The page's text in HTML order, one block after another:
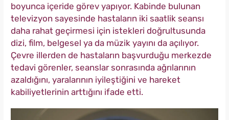
boyunca içeride görev yapıyor. Kabinde bulunan
televizyon sayesinde hastaların iki saatlik seansı
daha rahat geçirmesi için istekleri doğrultusunda
dizi, film, belgesel ya da müzik yayını da açılıyor.
Çevre illerden de hastaların başvurduğu merkezde
tedavi görenler, seanslar sonrasında ağrılarının
azaldığını, yaralarının iyileştiğini ve hareket
kabiliyetlerinin arttığını ifade etti.